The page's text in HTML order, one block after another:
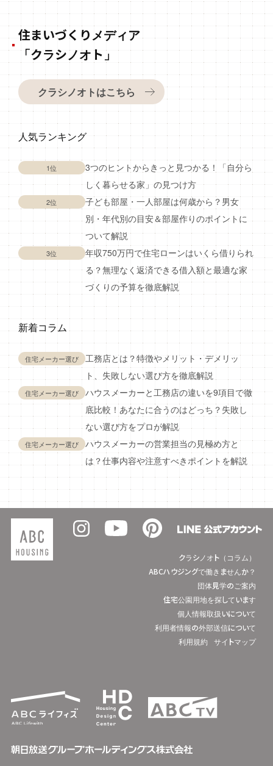
住まいづくりメディア
「クラシノオト」
クラシノオトはこちら
人気ランキング
1位
3つのヒントからきっと見つかる！「自分ら
しく暮らせる家」の見つけ方
2位
子ども部屋・一人部屋は何歳から？男女
別・年代別の目安＆部屋作りのポイントに
ついて解説
3位
年収750万円で住宅ローンはいくら借りられ
る？無理なく返済できる借入額と最適な家
づくりの予算を徹底解説
新着コラム
住宅メーカー選び
工務店とは？特徴やメリット・デメリッ
ト、失敗しない選び方を徹底解説
住宅メーカー選び
ハウスメーカーと工務店の違いを9項目で徹
底比較！あなたに合うのはどっち？失敗し
ない選び方をプロが解説
住宅メーカー選び
ハウスメーカーの営業担当の見極め方と
は？仕事内容や注意すべきポイントを解説
クラシノオト（コラム）
ABCハウジングで働きませんか？
団体見学のご案内
住宅公園用地を探しています
個人情報取扱いについて
利用者情報の外部送信について
利用規約
サイトマップ